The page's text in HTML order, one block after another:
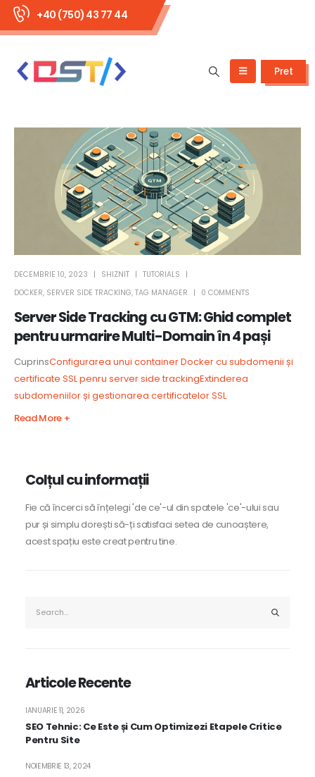
+40 (750) 43 77 44
Pret
Server Side Tracking cu GTM: Ghid complet
pentru urmarire Multi-Domain în 4 pași
DECEMBRIE 10, 2023 SHIZNIT
TUTORIALS
DOCKER, SERVER SIDE TRACKING, TAG MANAGER 0 COMMENTS
CuprinsConfigurarea unui container Docker cu subdomenii și
certificate SSL penru server side trackingExtinderea
subdomeniilor și gestionarea certificatelor SSL
Read More +
Colțul cu informații
Fie că încerci să înțelegi 'de ce'-ul din spatele 'ce'-ului sau
pur și simplu dorești să-ți satisfaci setea de cunoaștere,
acest spațiu este creat pentru tine.
Articole Recente
SEO Tehnic: Ce Este și Cum Optimizezi Etapele Critice
Pentru Site
IANUARIE 11, 2026
NOIEMBRIE 13, 2024